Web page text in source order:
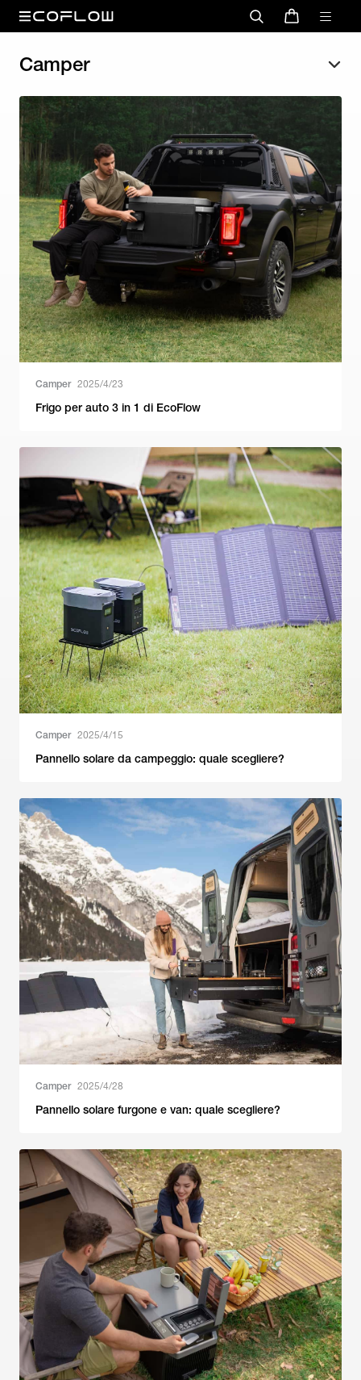
Camper
Camper 2025/4/23
Frigo per auto 3 in 1 di EcoFlow
Camper 2025/4/15
Pannello solare da campeggio: quale scegliere?
Camper 2025/4/28
Pannello solare furgone e van: quale scegliere?